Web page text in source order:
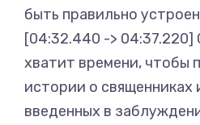
быть правильно
[04:32.440 -> 04:37.220]
хватит времени, чтобы
истории о священниках
введенных в